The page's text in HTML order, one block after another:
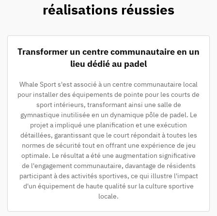
réalisations réussies
Transformer un centre communautaire en un
lieu dédié au padel
Whale Sport s'est associé à un centre communautaire local
pour installer des équipements de pointe pour les courts de
sport intérieurs, transformant ainsi une salle de
gymnastique inutilisée en un dynamique pôle de padel. Le
projet a impliqué une planification et une exécution
détaillées, garantissant que le court répondait à toutes les
normes de sécurité tout en offrant une expérience de jeu
optimale. Le résultat a été une augmentation significative
de l'engagement communautaire, davantage de résidents
participant à des activités sportives, ce qui illustre l'impact
d'un équipement de haute qualité sur la culture sportive
locale.